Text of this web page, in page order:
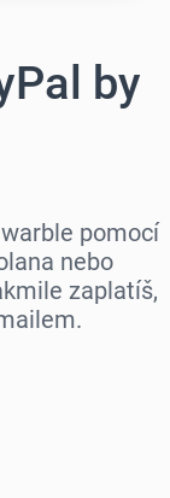
by
pomocí
nebo
zaplatíš,